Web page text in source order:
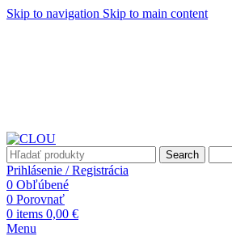
Skip to navigation Skip to main content
Search
Prihlásenie / Registrácia
0 Obľúbené
0 Porovnať
0 items 0,00 €
Menu